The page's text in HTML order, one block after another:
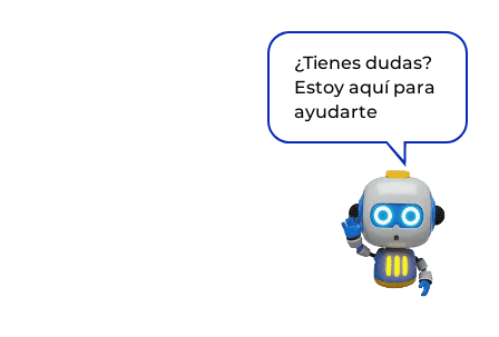
¿Tienes dudas?
Estoy aquí para
ayudarte